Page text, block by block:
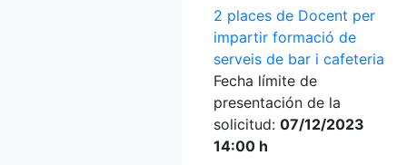
2 places de Docent per
impartir formació de
serveis de bar i cafeteria
Fecha límite de
presentación de la
solicitud: 07/12/2023
14:00 h